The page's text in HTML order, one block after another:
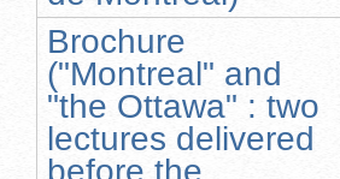
Brochure
("Montreal" and
"the Ottawa" : two
lectures delivered
before the